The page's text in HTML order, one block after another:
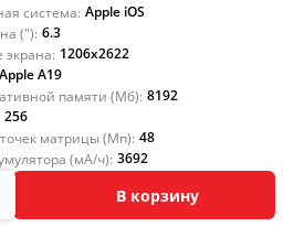
система: Apple iOS
("): 6.3
1206x2622
Apple A19
памяти (Мб): 8192
256
матрицы (Мп): 48
(мА/ч): 3692
В корзину